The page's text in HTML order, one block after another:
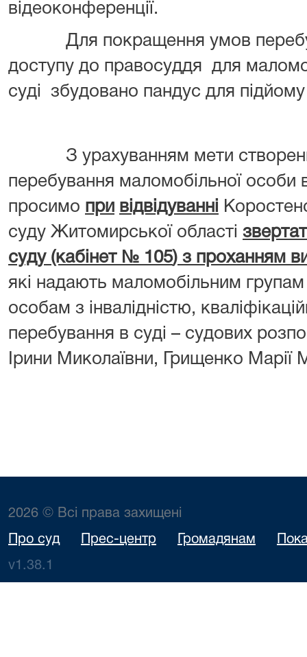
відеоконференції.
Для покращення умов
доступу до правосуддя для
суді збудовано пандус для
З урахуванням мети
перебування маломобільної особи
просимо при відвідуванні
суду Житомирської області
суду (кабінет № 105) з проханням
які надають маломобільним
особам з інвалідністю,
перебування в суді – судових
Ірини Миколаївни, Грищенко Марії
2026 © Всі права захищені
Про суд Прес-центр Громадянам
v1.38.1